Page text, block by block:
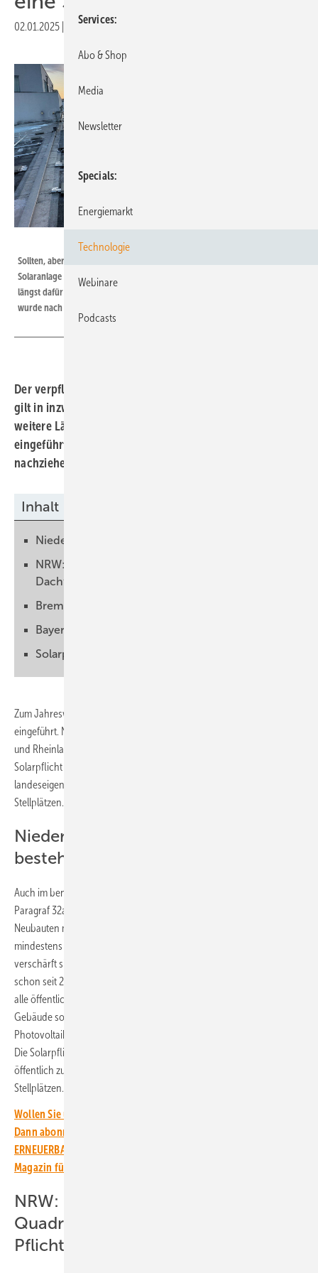
02.01.2025 Druckvorschau
Sollten, aber müssen nicht: Den Bauherren in Bayern ist der Bau einer
Solaranlage vor allem angeraten. Die Münchner Kindl Brauerei hat sich
längst dafür entschieden – aus wirtschaftlichen Gründen. Die alte Anlage
wurde nach einem Hagelschaden sogar komplett erneuert.
Der verpflichtende Bau von Solaranlagen auf Gebäuden
gilt in inzwischen zehn Bundesländern. Denn fünf
weitere Länder haben entsprechende Regelungen neu
eingeführt. Schleswig-Holstein wird nächstes Jahr
nachziehen.
Inhalt
Niedersachsen verschärft bestehende Regeln
NRW: Solaranlage ab 50 Quadratmetern
Dachfläche ist Pflicht
Bremen will Solaranlagen auf allen Neubauten
Bayern geht Sonderweg
Solarpflicht fehlt vor allem im Osten
Zum Jahreswechsel haben weitere Bundesländer eine Solarpflicht
eingeführt. Nach Baden-Württemberg, Berlin, Brandenburg, Hamburg
und Rheinland-Pfalz hat auch in Hessen zum Jahresbeginn eine
Solarpflicht eingeführt. Diese gilt aber nur für neu gebaute
landeseigene Gebäude und für Parkplätze mit mehr als 50
Stellplätzen.
Niedersachsen verschärft
bestehende Regeln
Auch im benachbarten Niedersachsen gilt seit 1. Januar 2025 laut
Paragraf 32a der Landesbauordnung eine Solarpflicht für alle
Neubauten mit mehr als 50 Quadratmeter Dachfläche. Dann muss
mindestens die Hälfte der Fläche mit Modulen belegt werden. Damit
verschärft sich die Solarpflicht in Niedersachsen. Denn diese gilt
schon seit 2023 für neu gebaute Gewerbegebäude und seit 2024 für
alle öffentlichen Neubauten. Doch schon bisher müssen alle neuen
Gebäude so errichtet werden, dass eine Nachrüstung einer
Photovoltaikanlage ohne weitere statische Verstärkungen möglich ist.
Die Solarpflicht gilt seit Jahresbeginn 2025 auch für alle neuen,
öffentlich zugänglichen Parkplätze und Parkdecks mit mehr als 25
Stellplätzen.
Wollen Sie über die Energiewende auf dem Laufenden bleiben?
Dann abonnieren Sie einfach den kostenlosen Newsletter von
ERNEUERBARE ENERGIEN – dem größten verbandsunabhängigen
Magazin für erneuerbare Energien in Deutschland!
NRW: Solaranlage ab 50
Quadratmetern Dachfläche ist
Pflicht
Services
Abo & Shop
Media
Newsletter
Specials
Energiemarkt
Technologie
Webinare
Podcasts